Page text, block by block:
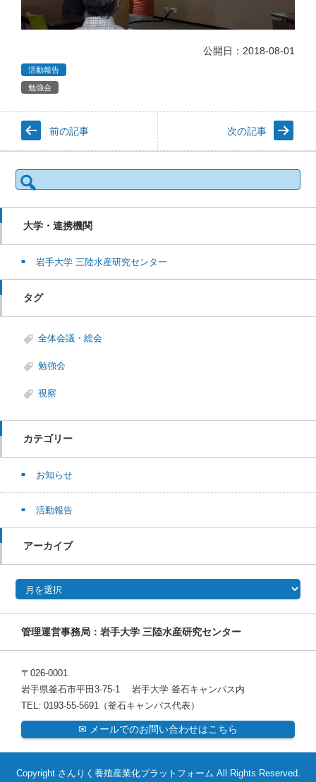
公開日：2018-08-01
活動報告
勉強会
前の記事 次の記事
検
索:
大学・連携機関
岩手大学 三陸水産研究センター
タグ
全体会議・総会
勉強会
視察
カテゴリー
お知らせ
活動報告
アーカイブ
アーカイブ
管理運営事務局：岩手大学 三陸水産研究センター
〒026-0001
岩手県釜石市平田3-75-1 岩手大学 釜石キャンパス内
TEL: 0193-55-5691（釜石キャンパス代表）
✉ メールでのお問い合わせはこちら
Copyright さんりく養殖産業化プラットフォーム All Rights Reserved.